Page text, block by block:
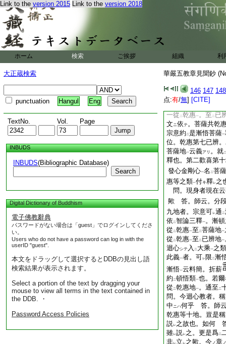
Link to the version 2015 Link to the version 2018
ホーム 検索 ご挨拶 組織 利
大正蔵検索
punctuation Hangul Eng
TextNo. Vol. Page
INBUDS
INBUDS(Bibliographic Database)
Search
Digital Dictionary of Buddhism
電子佛教辭典
パスワードがない場合は「guest」でログインしてくださ
い。
Users who do not have a password can log in with the
userID "guest".
本文をドラッグして選択するとDDBの見出し語
検索結果が表示されます。
Select a portion of the text by dragging your
mouse to view all terms in the text contained in
the DDB. ・
Password Access Policies
華嚴五教章見聞鈔
146 147 148
点:有/無] [CITE]
二十六。問。三界
之歟。如何 答
倶舍云。欲 ト靜慮 ト
二十七。問。章云
問。於 忍位 有
上
退一
歟。答。師云。
二十八。問。乾惠
答。智論中
。於
一從 二乾惠一。至 二 已
文ニ依テ。菩薩共乾
宗意約 二是漸悟菩薩一
位。乾惠第七已辨
菩薩地一云義アリ 。就二
釋也。第二歡喜第
發心金剛心一名 二菩
惠等之類一付キ釋レ之
問。現身者現在
歟 答。師云。分
九地者。宗意可レ通 二
依 二智論三釋一。漸
從 二乾惠一至 二菩薩地一
從 二乾惠一至 二 已辨地一
迴心シテ 入 二 大乘一之類
此義一者。可レ限 二漸
漸悟一云料簡。折薪
約 二頓悟類一也。若
從 二乾惠地一。通至 二
問。今迴心教者。
中ニハ何乎 答。師
乾惠等十地。豈是
説レ之故也。如何
雖レ説レ之。更是爲二
非レ立 レ之歟。今ノ章ノ